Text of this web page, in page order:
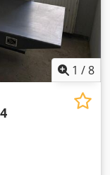
1 /8